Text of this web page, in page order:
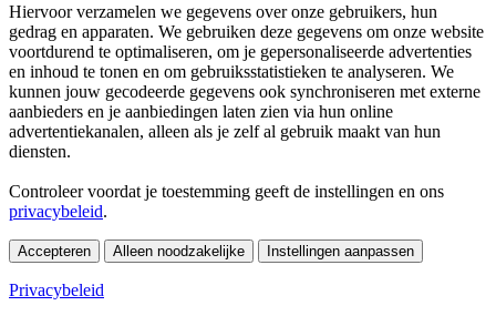
Hiervoor verzamelen we gegevens over onze gebruikers, hun
gedrag en apparaten. We gebruiken deze gegevens om onze website
voortdurend te optimaliseren, om je gepersonaliseerde advertenties
en inhoud te tonen en om gebruiksstatistieken te analyseren. We
kunnen jouw gecodeerde gegevens ook synchroniseren met externe
aanbieders en je aanbiedingen laten zien via hun online
advertentiekanalen, alleen als je zelf al gebruik maakt van hun
diensten.
Controleer voordat je toestemming geeft de instellingen en ons
privacybeleid.
Accepteren Alleen noodzakelijke Instellingen aanpassen
Privacybeleid